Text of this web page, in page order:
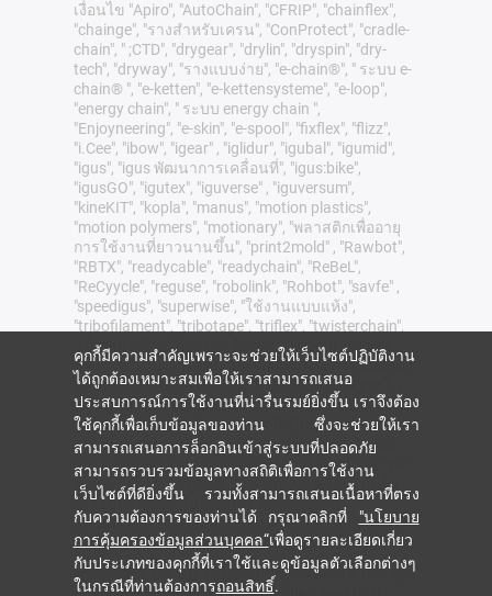
เงื่อนไข "Apiro", "AutoChain", "CFRIP", "chainflex",
"chainge", "รางสำหรับเครน", "ConProtect", "cradle-
chain", " ;CTD", "drygear", "drylin", "dryspin", "dry-
tech", "dryway", "รางแบบง่าย", "e-chain®", " ระบบ e-
chain® ", "e-ketten", "e-kettensysteme", "e-loop",
"energy chain", " ระบบ energy chain ",
"Enjoyneering", "e-skin", "e-spool", "fixflex", "flizz",
"i.Cee", "ibow", "igear" , "iglidur", "igubal", "igumid",
"igus", "igus พัฒนาการเคลื่อนที่", "igus:bike",
"igusGO", "igutex", "iguverse" , "iguversum",
"kineKIT", "kopla", "manus", "motion plastics",
"motion polymers", "motionary", "พลาสติกเพื่ออายุ
การใช้งานที่ยาวนานขึ้น", "print2mold" , "Rawbot",
"RBTX", "readycable", "readychain", "ReBeL",
"ReCyycle", "reguse", "robolink", "Rohbot", "savfe" ,
"speedigus", "superwise", "ใช้งานแบบแห้ง",
"tribofilament", "tribotape", "triflex", "twisterchain",
"เมื่อมันเคลื่อนที่ igus จะพัฒนา", "xirodur", " Xiros "
และ "ใช่" เป็นเครื่องหมายการค้าที่ได้รับการคุ้มครอง
ตามกฎหมายของ igus® SE & Co. KG/ Cologne ใน
สหพันธ์สาธารณรัฐเยอรมนี และในกรณีที่มีผลบังคับ
ใช้ในต่างประเทศบางประเทศ นี่เป็นรายการ
เครื่องหมายการค้าโดยย่อ (เช่น อยู่ระหว่างดำเนิน
การยื่นขอเครื่องหมายการค้าหรือเครื่องหมายการค้า
จดทะเบียน) ของ igus® SE & Co. KG หรือบริษัทใน
เครือของ igus® ในเยอรมนี สหภาพยุโรป
สหรัฐอเมริกา และ/หรือประเทศหรือเขตอำนาจศาล
อื่นๆ
igus® SE & Co. KG ไม่ได้จำหน่ายผลิตภัณฑ์ใดๆ ของ
คุกกี้มีความสำคัญเพราะจะช่วยให้เว็บไซต์ปฏิบัติงาน
ได้ถูกต้องเหมาะสมเพื่อให้เราสามารถเสนอ
ประสบการณ์การใช้งานที่น่ารื่นรมย์ยิ่งขึ้น เราจึงต้อง
ใช้คุกกี้เพื่อเก็บข้อมูลของท่าน ซึ่งจะช่วยให้เรา
สามารถเสนอการล็อกอินเข้าสู่ระบบที่ปลอดภัย
สามารถรวบรวมข้อมูลทางสถิติเพื่อการใช้งาน
เว็บไซต์ที่ดียิ่งขึ้น รวมทั้งสามารถเสนอเนื้อหาที่ตรง
กับความต้องการของท่านได้ กรุณาคลิกที่ "นโยบาย
การคุ้มครองข้อมูลส่วนบุคคล“เพื่อดูรายละเอียดเกี่ยว
กับประเภทของคุกกี้ที่เราใช้และดูข้อมูลตัวเลือกต่างๆ
ในกรณีที่ท่านต้องการถอนสิทธิ์.